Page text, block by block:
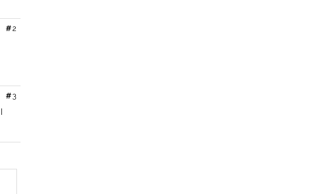
#2
#3